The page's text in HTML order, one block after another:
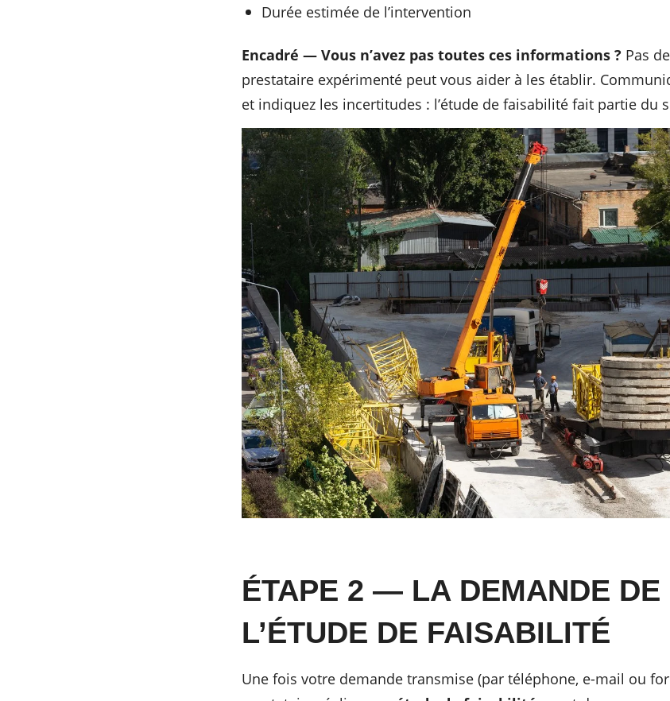
Durée estimée de l’intervention
Encadré — Vous n’avez pas toutes ces informations ? Pas
prestataire expérimenté peut vous aider à les établir.
et indiquez les incertitudes : l’étude de faisabilité fait partie du
ÉTAPE 2 — LA DEMANDE DE
L’ÉTUDE DE FAISABILITÉ
Une fois votre demande transmise (par téléphone, e-mail ou